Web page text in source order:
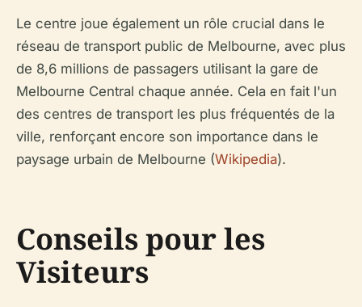
Le centre joue également un rôle crucial dans le
réseau de transport public de Melbourne, avec plus
de 8,6 millions de passagers utilisant la gare de
Melbourne Central chaque année. Cela en fait l'un
des centres de transport les plus fréquentés de la
ville, renforçant encore son importance dans le
paysage urbain de Melbourne (Wikipedia).
Conseils pour les
Visiteurs